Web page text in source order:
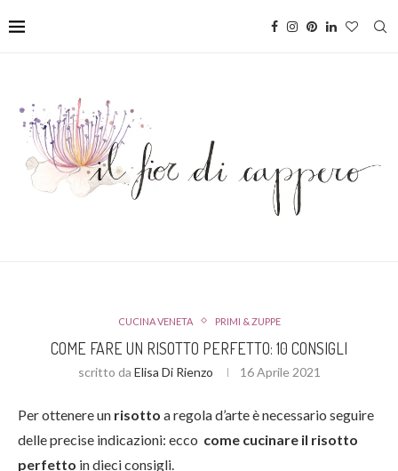
CUCINA VENETA PRIMI & ZUPPE
COME FARE UN RISOTTO PERFETTO: 10 CONSIGLI
scritto da Elisa Di Rienzo 16 Aprile 2021
Per ottenere un risotto a regola d’arte è necessario seguire
delle precise indicazioni: ecco come cucinare il risotto
perfetto in dieci consigli.